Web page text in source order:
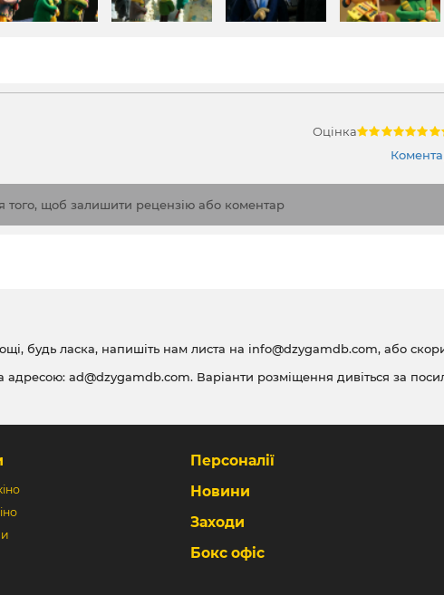
Оцінка
того, щоб залишити рецензію або коментар
будь ласка, напишіть нам листа на info@dzygamdb.com, або
адресою: ad@dzygamdb.com. Варіанти розміщення дивіться за
Персоналії
Новини
Заходи
Бокс офіс